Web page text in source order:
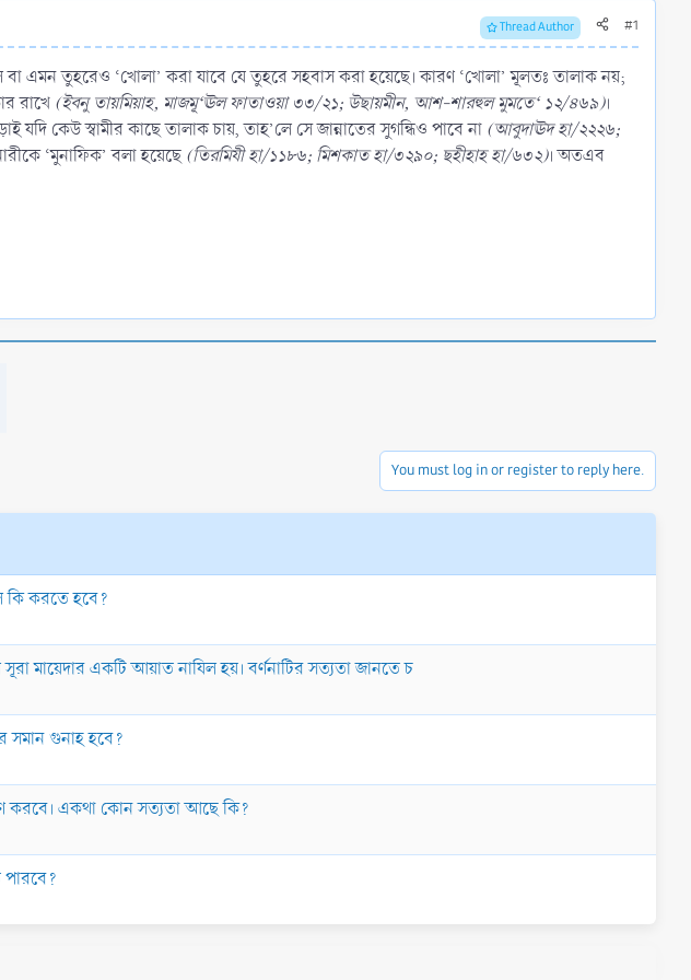
Thread Author #1
বা এমন তুহরেও ‘খোলা’ করা যাবে যে তুহরে সহবাস করা হয়েছে। কারণ ‘খোলা’ মূলতঃ তালাক নয়;
রাখে (ইবনু তায়মিয়াহ, মাজমূ‘ঊল ফাতাওয়া ৩৩/২১; উছায়মীন, আশ-শারহুল মুমতে‘ ১২/৪৬৯)।
যদি কেউ স্বামীর কাছে তালাক চায়, তাহ’লে সে জান্নাতের সুগন্ধিও পাবে না (আবুদাঊদ হা/২২২৬;
‘মুনাফিক’ বলা হয়েছে (তিরমিযী হা/১১৮৬; মিশকাত হা/৩২৯০; ছহীহাহ হা/৬৩২)। অতএব
You must log in or register to reply here.
কি করতে হবে?
মায়েদার একটি আয়াত নাযিল হয়। বর্ণনাটির সত্যতা জানতে চ
সমান গুনাহ হবে?
করবে। একথা কোন সত্যতা আছে কি?